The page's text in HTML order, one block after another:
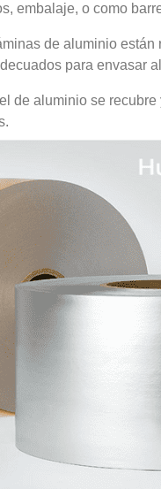
embalaje, o como
de aluminio
para envasar
de aluminio se